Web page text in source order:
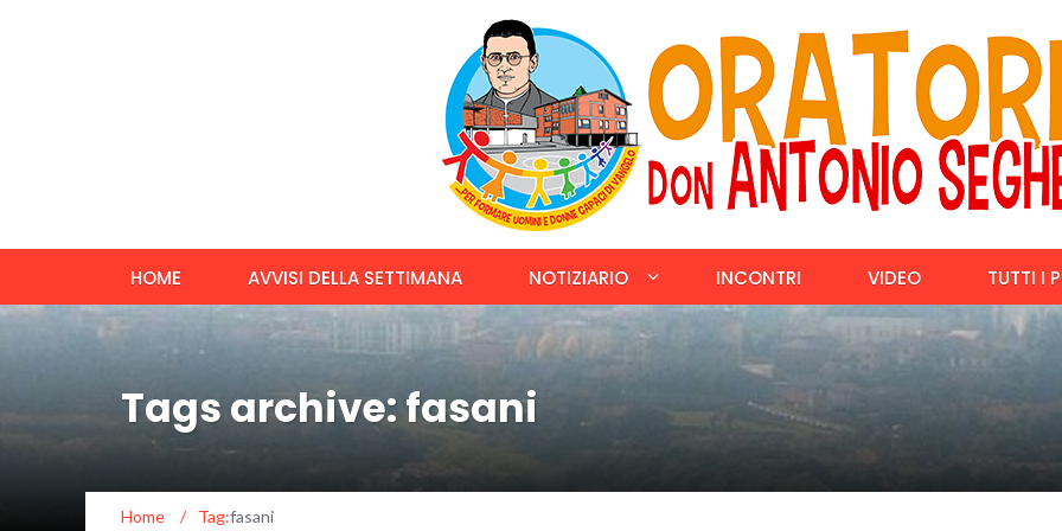
HOME AVVISI DELLA SETTIMANA NOTIZIARIO INCONTRI VIDEO TUTTI I
Tags archive: fasani
Home / Tag:fasani